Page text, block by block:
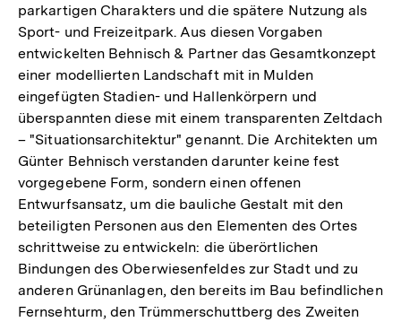
parkartigen Charakters und die spätere Nutzung als
Sport- und Freizeitpark. Aus diesen Vorgaben
entwickelten Behnisch & Partner das Gesamtkonzept
einer modellierten Landschaft mit in Mulden
eingefügten Stadien- und Hallenkörpern und
überspannten diese mit einem transparenten Zeltdach
– "Situationsarchitektur" genannt. Die Architekten um
Günter Behnisch verstanden darunter keine fest
vorgegebene Form, sondern einen offenen
Entwurfsansatz, um die bauliche Gestalt mit den
beteiligten Personen aus den Elementen des Ortes
schrittweise zu entwickeln: die überörtlichen
Bindungen des Oberwiesenfeldes zur Stadt und zu
anderen Grünanlagen, den bereits im Bau befindlichen
Fernsehturm, den Trümmerschuttberg des Zweiten